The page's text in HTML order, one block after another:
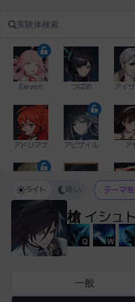
Eleven つばめ アイ
アドリアナ アビゲイル ア
イアン イ
槍 イシュ
Q W
ライト 暗い テーマ
一般